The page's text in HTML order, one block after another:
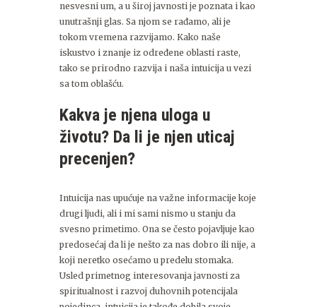
nesvesni um, a u široj javnosti je poznata i kao
unutrašnji glas. Sa njom se rađamo, ali je
tokom vremena razvijamo. Kako naše
iskustvo i znanje iz određene oblasti raste,
tako se prirodno razvija i naša intuicija u vezi
sa tom oblašću.
Kakva je njena uloga u
životu? Da li je njen uticaj
precenjen?
Intuicija nas upućuje na važne informacije koje
drugi ljudi, ali i mi sami nismo u stanju da
svesno primetimo. Ona se često pojavljuje kao
predosećaj da li je nešto za nas dobro ili nije, a
koji neretko osećamo u predelu stomaka.
Usled primetnog interesovanja javnosti za
spiritualnost i razvoj duhovnih potencijala